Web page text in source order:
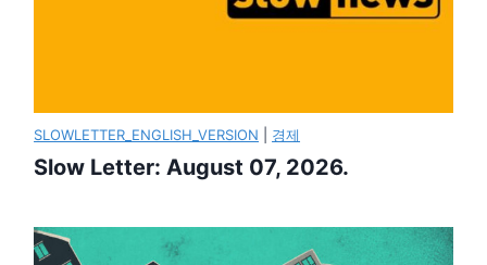
SLOWLETTER_ENGLISH_VERSION 경제
Slow Letter: August 07, 2026.